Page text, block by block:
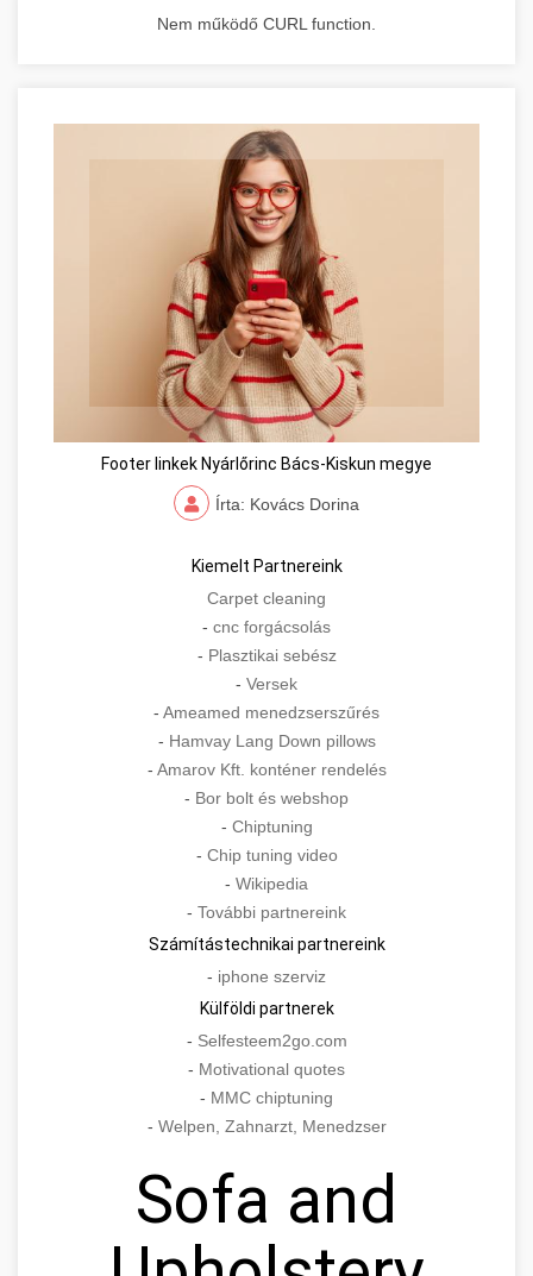
Nem működő CURL function.
Footer linkek Nyárlőrinc Bács-Kiskun megye
Írta: Kovács Dorina
Kiemelt Partnereink
Carpet cleaning
- cnc forgácsolás
- Plasztikai sebész
- Versek
- Ameamed menedzserszűrés
- Hamvay Lang Down pillows
- Amarov Kft. konténer rendelés
- Bor bolt és webshop
- Chiptuning
- Chip tuning video
- Wikipedia
- További partnereink
Számítástechnikai partnereink
- iphone szerviz
Külföldi partnerek
- Selfesteem2go.com
- Motivational quotes
- MMC chiptuning
- Welpen, Zahnarzt, Menedzser
Sofa and